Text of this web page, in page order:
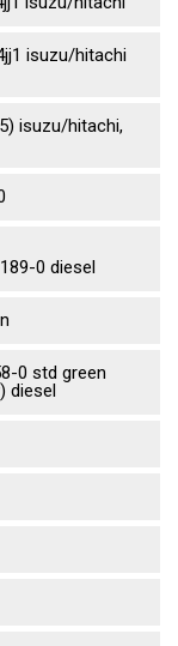
isuzu/hitachi
isuzu/hitachi,
0 diesel
0 std green
diesel